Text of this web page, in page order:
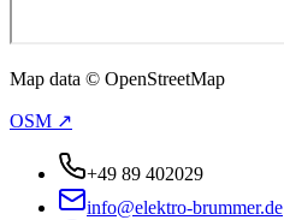
Map data © OpenStreetMap
OSM ↗
+49 89 402029
info@elektro-brummer.de